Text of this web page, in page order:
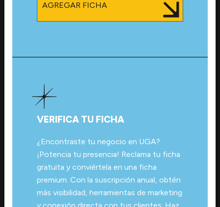
AGREGAR FICHA
VERIFICA TU FICHA
¿Encontraste tu negocio en UGA?
¡Potencia tu presencia! Reclama tu ficha
gratuita y conviértela en una ficha
premium. Con la suscripción anual, obtén
más visibilidad, herramientas de marketing